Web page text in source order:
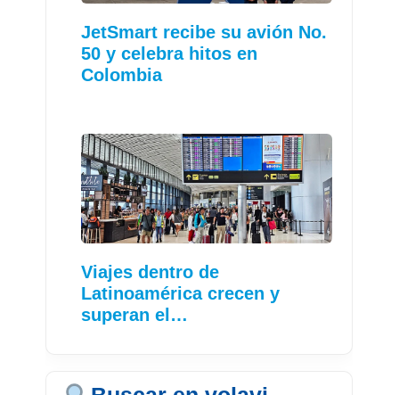
JetSmart recibe su avión No.
50 y celebra hitos en
Colombia
Viajes dentro de
Latinoamérica crecen y
superan el…